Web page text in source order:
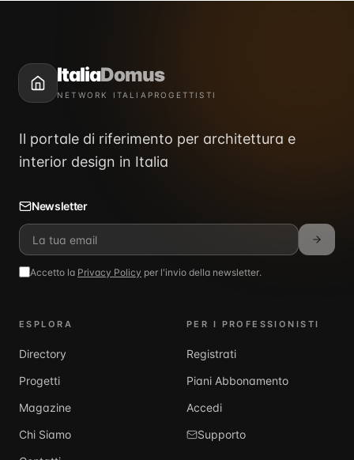
ItaliaDomus
NETWORK ITALIAPROGETTISTI
Il portale di riferimento per architettura e
interior design in Italia
Newsletter
Accetto la Privacy Policy per l'invio della newsletter.
ESPLORA
Directory
Progetti
Magazine
Chi Siamo
PER I PROFESSIONISTI
Registrati
Piani Abbonamento
Accedi
Supporto